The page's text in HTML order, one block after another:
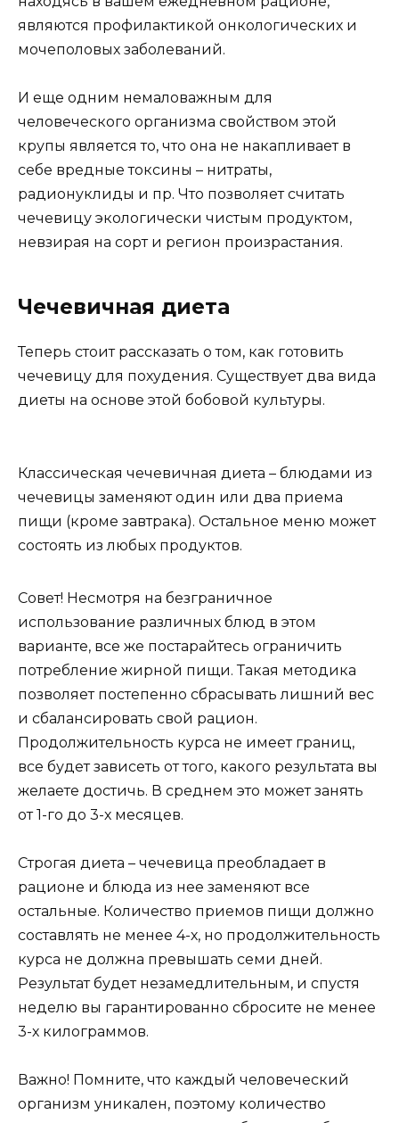
являются профилактикой онкологических и
мочеполовых заболеваний.
И еще одним немаловажным для
человеческого организма свойством этой
крупы является то, что она не накапливает в
себе вредные токсины – нитраты,
радионуклиды и пр. Что позволяет считать
чечевицу экологически чистым продуктом,
невзирая на сорт и регион произрастания.
Чечевичная диета
Теперь стоит рассказать о том, как готовить
чечевицу для похудения. Существует два вида
диеты на основе этой бобовой культуры.
Классическая чечевичная диета – блюдами из
чечевицы заменяют один или два приема
пищи (кроме завтрака). Остальное меню может
состоять из любых продуктов.
Совет! Несмотря на безграничное
использование различных блюд в этом
варианте, все же постарайтесь ограничить
потребление жирной пищи. Такая методика
позволяет постепенно сбрасывать лишний вес
и сбалансировать свой рацион.
Продолжительность курса не имеет границ,
все будет зависеть от того, какого результата вы
желаете достичь. В среднем это может занять
от 1-го до 3-х месяцев.
Строгая диета – чечевица преобладает в
рационе и блюда из нее заменяют все
остальные. Количество приемов пищи должно
составлять не менее 4-х, но продолжительность
курса не должна превышать семи дней.
Результат будет незамедлительным, и спустя
неделю вы гарантированно сбросите не менее
3-х килограммов.
Важно! Помните, что каждый человеческий
организм уникален, поэтому количество